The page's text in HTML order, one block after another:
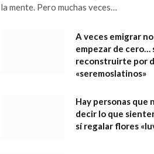
la mente. Pero muchas veces…
A veces emigrar
empezar de cero…
reconstruirte por
«seremoslatinos»
Hay personas que
decir lo que
sí regalar flores